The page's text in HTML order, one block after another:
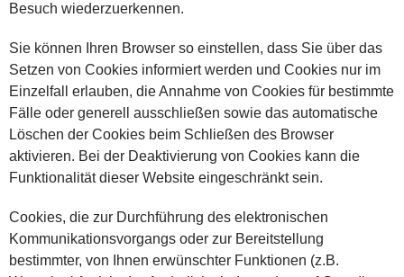
Besuch wiederzuerkennen.
Sie können Ihren Browser so einstellen, dass Sie über das
Setzen von Cookies informiert werden und Cookies nur im
Einzelfall erlauben, die Annahme von Cookies für bestimmte
Fälle oder generell ausschließen sowie das automatische
Löschen der Cookies beim Schließen des Browser
aktivieren. Bei der Deaktivierung von Cookies kann die
Funktionalität dieser Website eingeschränkt sein.
Cookies, die zur Durchführung des elektronischen
Kommunikationsvorgangs oder zur Bereitstellung
bestimmter, von Ihnen erwünschter Funktionen (z.B.